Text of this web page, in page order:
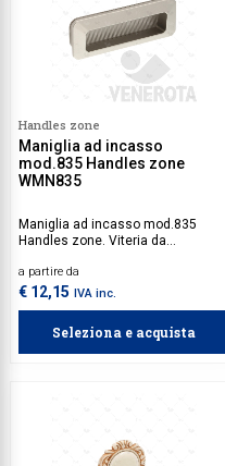
Handles zone
Maniglia ad incasso
mod.835 Handles zone
WMN835
Maniglia ad incasso mod.835
Handles zone. Viteria da
a partire da
€ 12,15 IVA inc.
Seleziona e acquista